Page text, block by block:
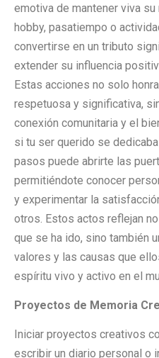
emotiva de mantener viva su
hobby, pasatiempo o
convertirse en un tributo
extender su influencia
Estas acciones no solo
respetuosa y significativa,
conexión comunitaria y el
si tu ser querido se
pasos puede abrirte las
permitiéndote conocer
y experimentar la
otros. Estos actos reflejan
que se ha ido, sino también
valores y las causas que
espíritu vivo y activo en el
Proyectos de Memoria
Iniciar proyectos creativos
escribir un diario personal o